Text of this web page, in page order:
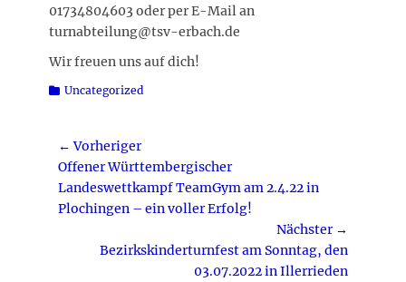
01734804603 oder per E-Mail an
turnabteilung@tsv-erbach.de
Wir freuen uns auf dich!
Kategorien
Uncategorized
Beitragsnavigation
← Vorheriger
Vorheriger
Beitrag:
Offener Württembergischer
Landeswettkampf TeamGym am 2.4.22 in
Plochingen – ein voller Erfolg!
Nächster →
NächsterBezirkskinderturnfest am Sonntag, den
03.07.2022 in Illerrieden